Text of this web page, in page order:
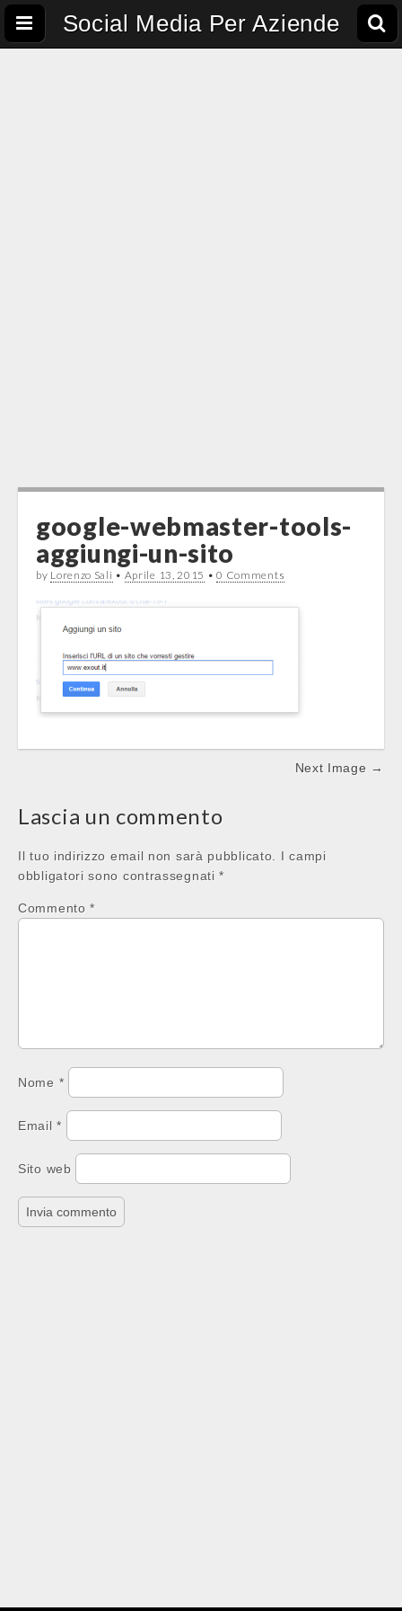
Social Media Per Aziende
google-webmaster-tools-
aggiungi-un-sito
by Lorenzo Sali • Aprile 13, 2015 •0 Comments
Next Image →
Lascia un commento
Il tuo indirizzo email non sarà pubblicato.
I campi
obbligatori sono contrassegnati*
Commento*
Nome *
Email*
Sito web